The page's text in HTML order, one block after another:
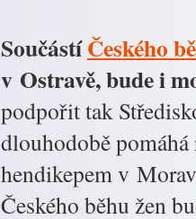
SoučástíČeského
v Ostravě, bude i
podpořit tak
dlouhodobě
hendikepem v
Českého běhu žen